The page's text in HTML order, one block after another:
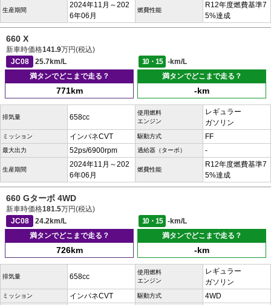
生産期間
2024年11月～202
6年06月
燃費性能
R12年度燃費基準7
5%達成
660 X
新車時価格141.9万円(税込)
JC08
25.7km/L 10・15
-km/L
満タンでどこまで走る？
771km
満タンでどこまで走る？
-km
排気量 658cc
使用燃料
エンジン
レギュラー
ガソリン
ミッション インパネCVT 駆動方式 FF
最大出力 52ps/6900rpm 過給器（ターボ） -
生産期間
2024年11月～202
6年06月
燃費性能
R12年度燃費基準7
5%達成
660 Gターボ 4WD
新車時価格181.5万円(税込)
JC08
24.2km/L 10・15
-km/L
満タンでどこまで走る？
726km
満タンでどこまで走る？
-km
排気量 658cc
使用燃料
エンジン
レギュラー
ガソリン
ミッション インパネCVT 駆動方式 4WD